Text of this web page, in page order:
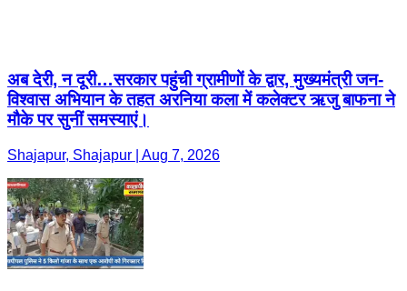
अब देरी, न दूरी…सरकार पहुंची ग्रामीणों के द्वार, मुख्यमंत्री जन-
विश्वास अभियान के तहत अरनिया कला में कलेक्टर ऋजु बाफना ने
मौके पर सुनीं समस्याएं।
Shajapur, Shajapur | Aug 7, 2026